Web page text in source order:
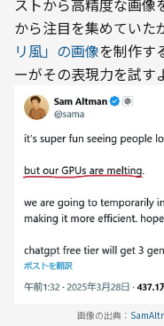
から注目を集めていた
リ風」の画像を制作す
ーがその表現力を試す
画像の出典：